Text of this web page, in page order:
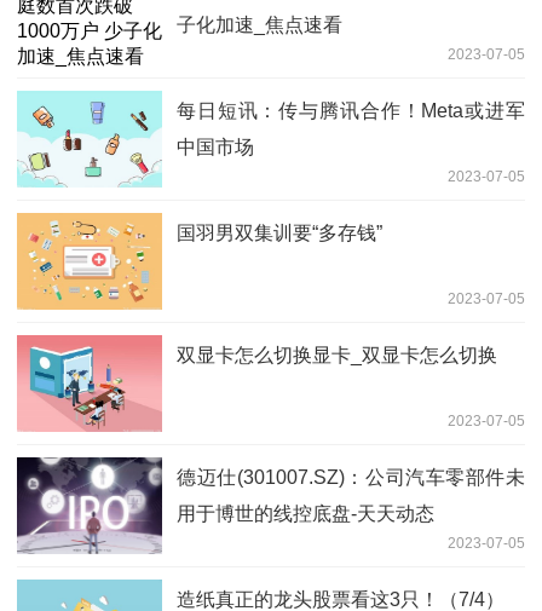
子化加速_焦点速看
2023-07-05
每日短讯：传与腾讯合作！Meta或进军
中国市场
2023-07-05
国羽男双集训要“多存钱”
2023-07-05
双显卡怎么切换显卡_双显卡怎么切换
2023-07-05
德迈仕(301007.SZ)：公司汽车零部件未
用于博世的线控底盘-天天动态
2023-07-05
造纸真正的龙头股票看这3只！（7/4）